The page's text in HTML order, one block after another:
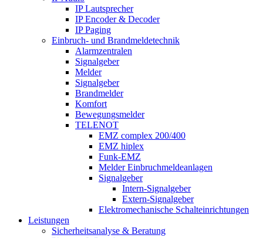
IP Lautsprecher
IP Encoder & Decoder
IP Paging
Einbruch- und Brandmeldetechnik
Alarmzentralen
Signalgeber
Melder
Signalgeber
Brandmelder
Komfort
Bewegungsmelder
TELENOT
EMZ complex 200/400
EMZ hiplex
Funk-EMZ
Melder Einbruchmeldeanlagen
Signalgeber
Intern-Signalgeber
Extern-Signalgeber
Elektromechanische Schalteinrichtungen
Leistungen
Sicherheitsanalyse & Beratung